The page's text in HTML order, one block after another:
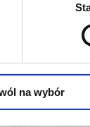
na wybór